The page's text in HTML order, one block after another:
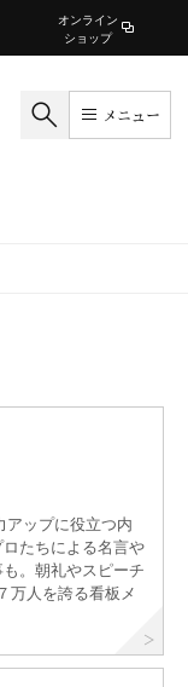
オンライン
ショップ
メニュー
アップに役立つ内
たちによる名言や
。朝礼やスピーチ
万人を誇る看板メ